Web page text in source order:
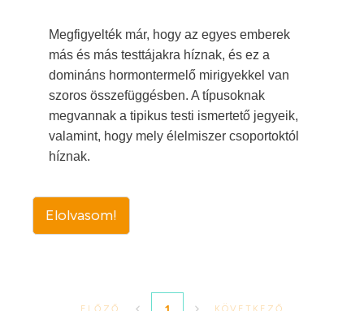
Megfigyelték már, hogy az egyes emberek
más és más testtájakra híznak, és ez a
domináns hormontermelő mirigyekkel van
szoros összefüggésben. A típusoknak
megvannak a tipikus testi ismertető jegyeik,
valamint, hogy mely élelmiszer csoportoktól
híznak.
Elolvasom!
ELŐZŐ KÖVETKEZŐ